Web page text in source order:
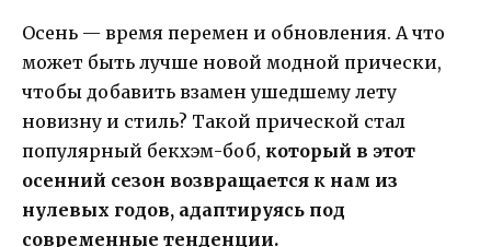
Осень — время перемен и обновления. А что
может быть лучше новой модной прически,
чтобы добавить взамен ушедшему лету
новизну и стиль? Такой прической стал
популярный бекхэм-боб, который в этот
осенний сезон возвращается к нам из
нулевых годов, адаптируясь под
современные тенденции.